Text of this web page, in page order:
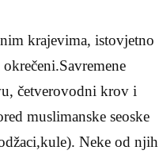
krajevima, istovjetno
četverovodni krov i
muslimanske seoske
Neke od njih